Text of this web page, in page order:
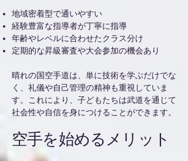
地域密着型で通いやすい
経験豊富な指導者が丁寧に指導
年齢やレベルに合わせたクラス分け
定期的な昇級審査や大会参加の機会あり
晴れの国空手道は、単に技術を学ぶだけでな
く、礼儀や自己管理の精神も重視していま
す。これにより、子どもたちは武道を通じて
社会性や自信を身につけることができます。
空手を始めるメリット